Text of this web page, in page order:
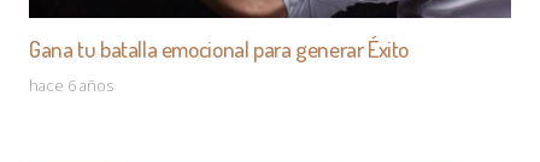
Gana tu batalla emocional para generar Éxito
hace 6 años